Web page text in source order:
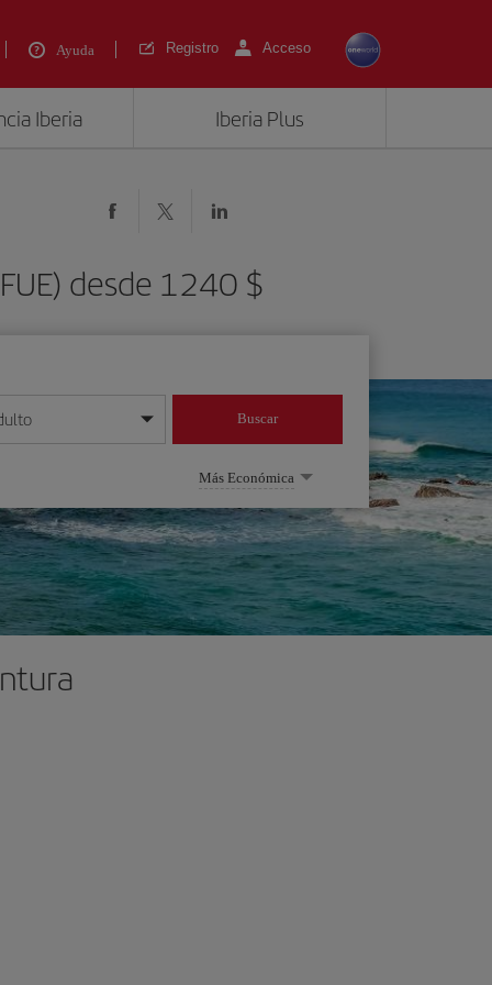
Ayuda Registro Acceso
Iberia Iberia Plus
desde 1240 $
mes/año
Buscar
Más Económica